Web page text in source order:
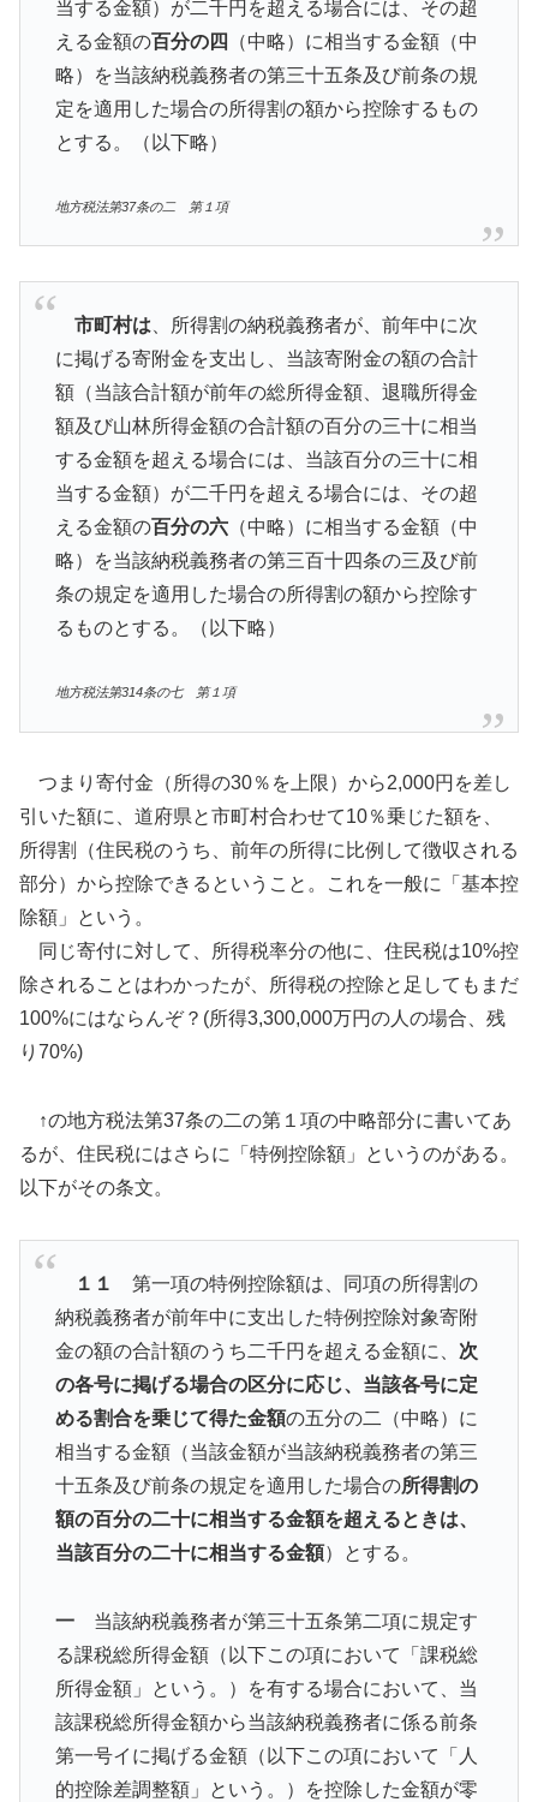
当する金額）が二千円を超える場合には、その超
える金額の百分の四
（中略）に相当する金額（中
略）を当該納税義務者の第三十五条及び前条の規
定を適用した場合の所得割の額から控除するもの
とする。（以下略）
地方税法第37条の二 第１項
市町村は、所得割の納税義務者が、前年中に次
に掲げる寄附金を支出し、当該寄附金の額の合計
額（当該合計額が前年の総所得金額、退職所得金
額及び山林所得金額の合計額の百分の三十に相当
する金額を超える場合には、当該百分の三十に相
当する金額）が二千円を超える場合には、その超
える金額の百分の六（中略）に相当する金額（中
略）を当該納税義務者の第三百十四条の三及び前
条の規定を適用した場合の所得割の額から控除す
るものとする。（以下略）
地方税法第314条の七 第１項
つまり寄付金（所得の30％を上限）から2,000円を差し
引いた額に、道府県と市町村合わせて10％乗じた額を、
所得割（住民税のうち、前年の所得に比例して徴収される
部分）から控除できるということ。これを一般に「基本控
除額」という。
同じ寄付に対して、所得税率分の他に、住民税は10%控
除されることはわかったが、所得税の控除と足してもまだ
100%にはならんぞ？(所得3,300,000万円の人の場合、残
り70%)
↑の地方税法第37条の二の第１項の中略部分に書いてあ
るが、住民税にはさらに「特例控除額」というのがある。
以下がその条文。
１１
第一項の特例控除額は、同項の所得割の
納税義務者が前年中に支出した特例控除対象寄附
金の額の合計額のうち二千円を超える金額に、 次
の各号に掲げる場合の区分に応じ、当該各号に定
める割合を乗じて得た金額の五分の二（中略）に
相当する金額（当該金額が当該納税義務者の第三
十五条及び前条の規定を適用した場合の所得割の
額の百分の二十に相当する金額を超えるときは、
当該百分の二十に相当する金額）とする。
一当該納税義務者が第三十五条第二項に規定す
る課税総所得金額（以下この項において「課税総
所得金額」という。）を有する場合において、当
該課税総所得金額から当該納税義務者に係る前条
第一号イに掲げる金額（以下この項において「人
的控除差調整額」という。）を控除した金額が零